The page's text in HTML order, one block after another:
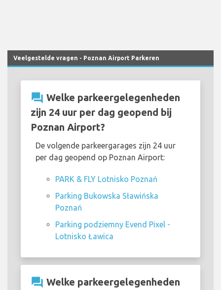
Veelgestelde vragen - Poznan Airport Parkeren
question_answer Welke parkeergelegenheden
zijn 24 uur per dag geopend bij
Poznan Airport?
De volgende parkeergarages zijn 24 uur
per dag geopend op Poznan Airport:
PARK & FLY Lotnisko Poznań
Parking Bukowska Sławińska
Poznań
Parking podziemny Evend Pixel -
Lotnisko Ławica
question_answer Welke parkeergelegenheden